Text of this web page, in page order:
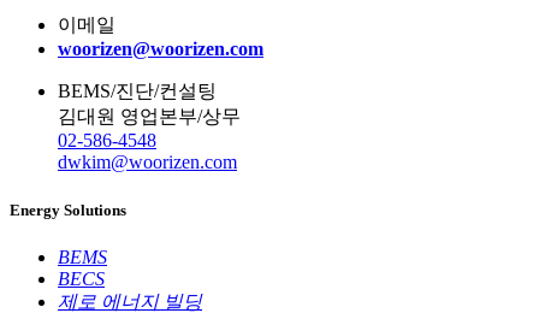
이메일
woorizen@woorizen.com
BEMS/진단/컨설팅
김대원 영업본부/상무
02-586-4548
dwkim@woorizen.com
Energy Solutions
BEMS
BECS
제로 에너지 빌딩